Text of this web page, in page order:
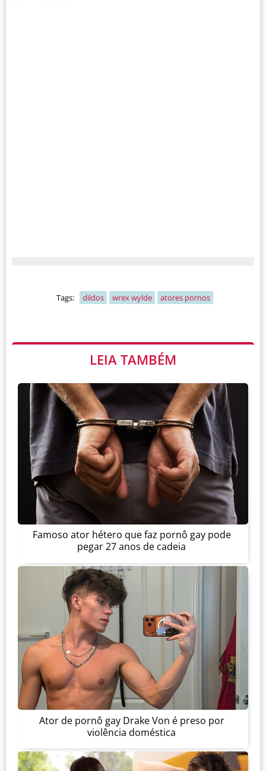
Tags: dildos wrex wylde atores pornos
LEIA TAMBÉM
Famoso ator hétero que faz pornô gay pode
pegar 27 anos de cadeia
Ator de pornô gay Drake Von é preso por
violência doméstica